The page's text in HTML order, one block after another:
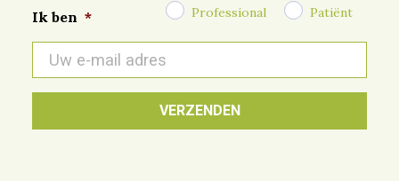
Ik ben * Professional Patiënt
mail
*